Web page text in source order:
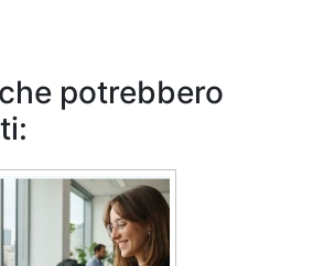
potrebbero